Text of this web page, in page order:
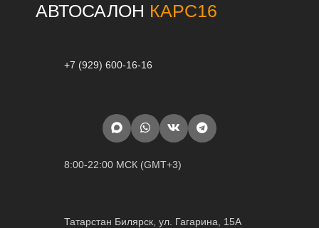
АВТОСАЛОН КАРС16
+7 (929) 600-16-16
8:00-22:00 МСК (GMT+3)
Татарстан Билярск, ул. Гагарина, 15А